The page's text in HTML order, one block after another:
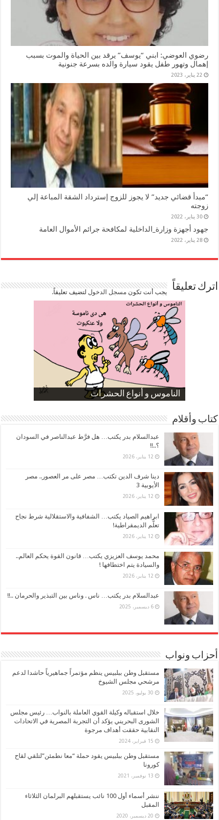
رضوي العوضي: ابني “يوسف” يرقد بين الحياة والموت بسبب
إهمال وتهور طفل يقود سيارة والده بسرعة جنونية
22 يناير، 2023
“مبدأ قضائي جديد” لا يجوز للزوج إسترداد الشقة المباعة إلي
زوجته
30 يناير، 2022
جهود أجهزة وزارة_الداخلية لمكافحة جرائم الأموال العامة
28 يناير، 2022
اترك تعليقاً يجب أنت تكون مسجل الدخوللتضيف تعليقاً.
الناموس و أنواع الحشرات
الموظفين بعد ارتفاع الأسعار
ارتفاع نسبة الطلاق في مصر
صورة كاركاتيرية
صورة كاركاتيرية
كتاب وأقلام
عبدالسلام بدر يكتب… هل فرَّط عبدالناصر في السودان
؟..!!
12 يناير، 2026
دينا شرف الدين تكتب… مصر على مر العصور.. مصر
الأيوبية 3
12 يناير، 2026
ابراهيم الصياد يكتب… الشفافية والاستقلالية شرط نجاح
تعلُّم الديمقراطية!
12 يناير، 2026
محمد يوسف العزيزي يكتب… قانون القوة يحكم العالم..
والسيادة يتم اختطافها !
12 يناير، 2026
عبدالسلام بدر يكتب… ناس . وناس بين التبذير والحرمان ..!!
6 ديسمبر، 2025
أحزاب ونواب
مستقبل وطن ببلبيس ينظم مؤتمراً جماهيرياً حاشدا لدعم
مرشحي مجلس الشيوخ
30 يوليو، 2025
خلال استقباله وكيلة القوي العاملة بالنواب… رئيس مجلس
الشورى البحريني يؤكد أن التجربة المصرية في الاتحادات
النقابية حققت أهداف مرجوة
15 فبراير، 2024
مستقبل وطن ببلبيس يقود حملة “معا نطمئن”لتلقي لقاح
كورونا
13 نوفمبر، 2021
ننشر أسماء أول 100 نائب يستقبلهم البرلمان الثلاثاء
المقبل
20 ديسمبر، 2020